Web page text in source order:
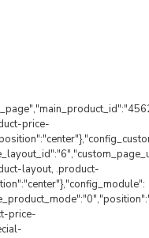
price-
layout, .product-
price-